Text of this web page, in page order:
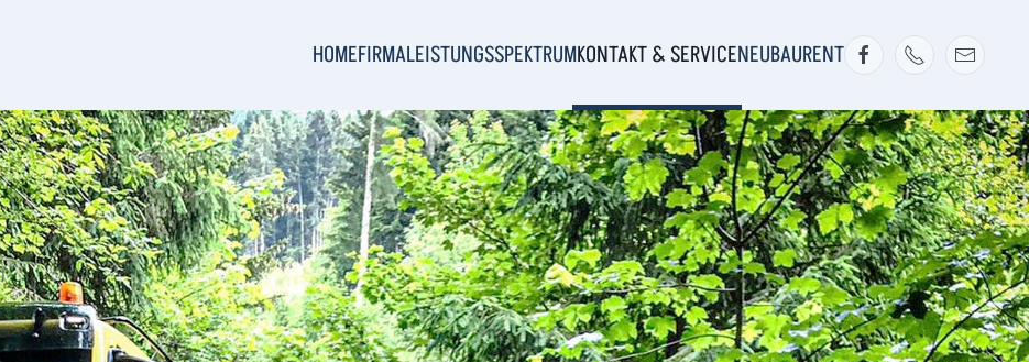
HOMEFIRMALEISTUNGSSPEKTRUMKONTAKT & SERVICENEUBAURENT